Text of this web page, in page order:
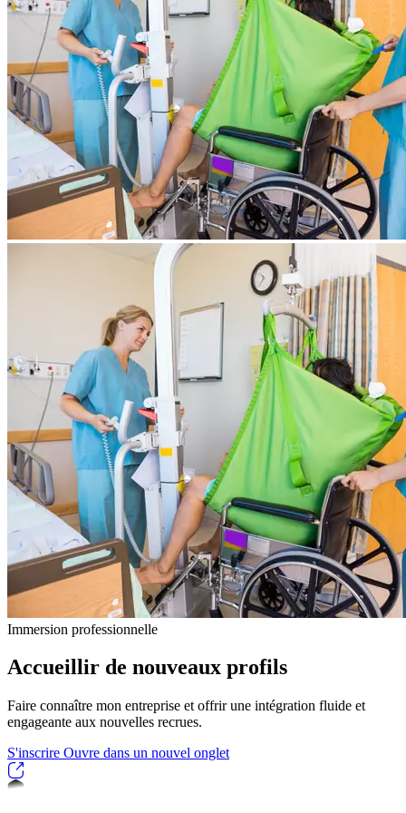
Immersion professionnelle
Accueillir de nouveaux profils
Faire connaître mon entreprise et offrir une intégration fluide et
engageante aux nouvelles recrues.
S'inscrire Ouvre dans un nouvel onglet